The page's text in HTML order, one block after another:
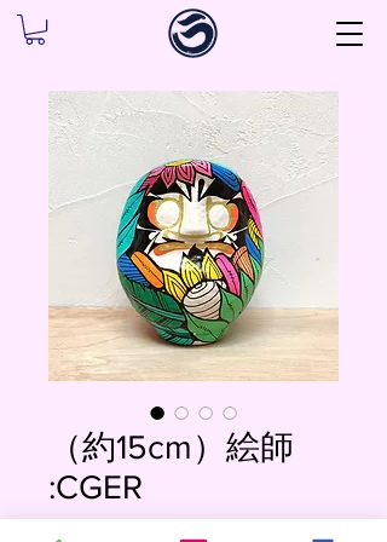
（約15cm）絵師
:CGER
￥18,000